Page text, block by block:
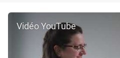
Vidéo YouTube